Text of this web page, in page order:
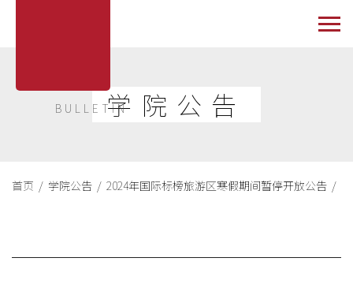
BULLETIN学院公告
首页 / 学院公告 / 2024年国际标榜旅游区寒假期间暂停开放公告 /